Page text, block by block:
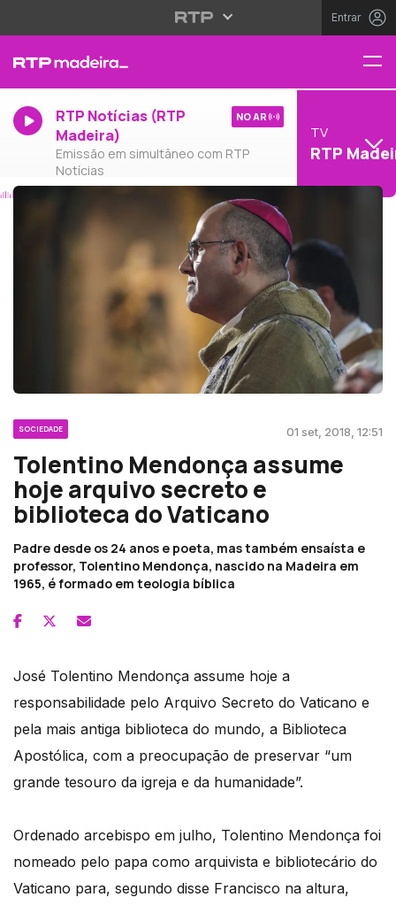
Entrar
RTP Notícias (RTP
Madeira)
Emissão em simultâneo com RTP
Notícias
NO AR
TV
RTP
SOCIEDADE 01 set, 2018, 12:51
Tolentino Mendonça assume
hoje arquivo secreto e
biblioteca do Vaticano
Padre desde os 24 anos e poeta, mas também ensaísta e
professor, Tolentino Mendonça, nascido na Madeira em
1965, é formado em teologia bíblica
José Tolentino Mendonça assume hoje a
responsabilidade pelo Arquivo Secreto do Vaticano e
pela mais antiga biblioteca do mundo, a Biblioteca
Apostólica, com a preocupação de preservar “um
grande tesouro da igreja e da humanidade”.
Ordenado arcebispo em julho, Tolentino Mendonça foi
nomeado pelo papa como arquivista e bibliotecário do
Vaticano para, segundo disse Francisco na altura,